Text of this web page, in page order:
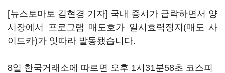
[뉴스토마토 김현경 기자] 국내 증시가 급락하면서 양
시장에서 프로그램 매도호가 일시효력정지(매도 사
이드카)가 잇따라 발동됐습니다.
8일 한국거래소에 따르면 오후 1시31분58초 코스피